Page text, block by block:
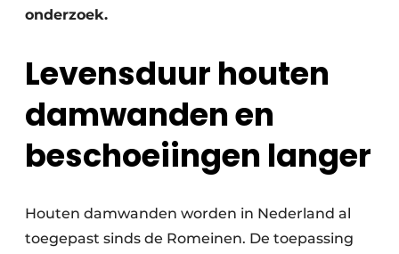
onderzoek.
Levensduur houten
damwanden en
beschoeiingen langer
Houten damwanden worden in Nederland al
toegepast sinds de Romeinen. De toepassing